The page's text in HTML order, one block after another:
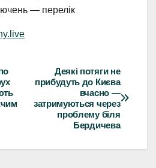
— перелік
Деякі потяги не
прибудуть до Києва
вчасно —
затримуються через
проблему біля
Бердичева